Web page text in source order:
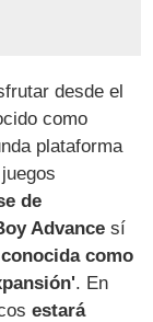
desde el
como
plataforma
de
Advance sí
como
. En
estará